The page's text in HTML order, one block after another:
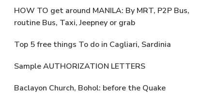
HOW TO get around MANILA: By MRT, P2P Bus,
routine Bus, Taxi, Jeepney or grab
Top 5 free things To do in Cagliari, Sardinia
Sample AUTHORIZATION LETTERS
Baclayon Church, Bohol: before the Quake